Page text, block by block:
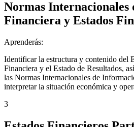
Normas Internacionales
Financiera y Estados
Aprenderás:
Identificar la estructura y contenido del
Financiera y el Estado de Resultados,
las Normas Internacionales de
interpretar la situación económica y
3